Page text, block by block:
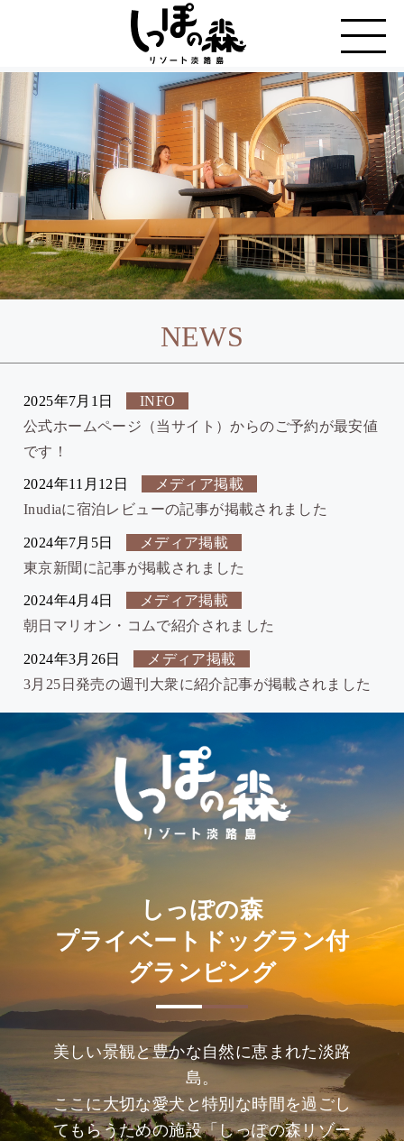
NEWS
2025年7月1日
INFO
公式ホームページ（当サイト）からのご予約が最安値
です！
2024年11月12日
メディア掲載
Inudiaに宿泊レビューの記事が掲載されました
2024年7月5日
メディア掲載
東京新聞に記事が掲載されました
2024年4月4日
メディア掲載
朝日マリオン・コムで紹介されました
2024年3月26日
メディア掲載
3月25日発売の週刊大衆に紹介記事が掲載されました
しっぽの森
プライベートドッグラン付
グランピング
美しい景観と豊かな自然に恵まれた淡路
島。
ここに大切な愛犬と特別な時間を過ごし
てもらうための施設「しっぽの森リゾー